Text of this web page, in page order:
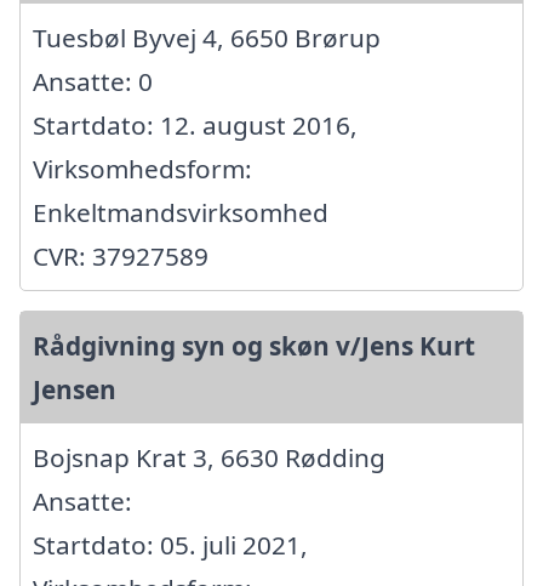
Tuesbøl Byvej 4, 6650 Brørup
Ansatte: 0
Startdato: 12. august 2016,
Virksomhedsform:
Enkeltmandsvirksomhed
CVR: 37927589
Rådgivning syn og skøn v/Jens Kurt
Jensen
Bojsnap Krat 3, 6630 Rødding
Ansatte:
Startdato: 05. juli 2021,